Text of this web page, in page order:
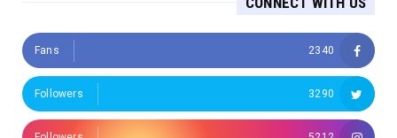
2340
Fans
3290
Followers